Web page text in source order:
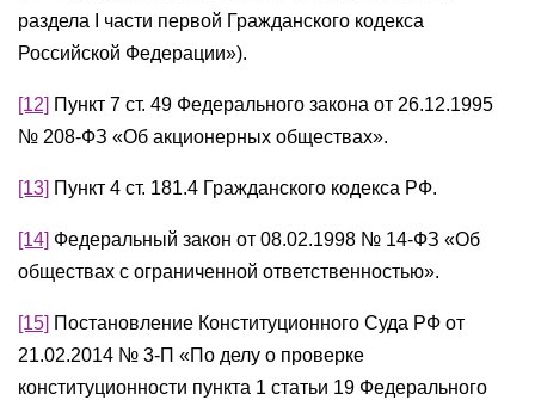
раздела I части первой Гражданского кодекса
Российской Федерации»).
[12] Пункт 7 ст. 49 Федерального закона от 26.12.1995
№ 208-ФЗ «Об акционерных обществах».
[13] Пункт 4 ст. 181.4 Гражданского кодекса РФ.
[14] Федеральный закон от 08.02.1998 № 14-ФЗ «Об
обществах с ограниченной ответственностью».
[15] Постановление Конституционного Суда РФ от
21.02.2014 № 3-П «По делу о проверке
конституционности пункта 1 статьи 19 Федерального